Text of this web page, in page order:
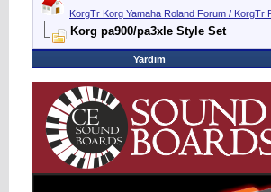
KorgTr Korg Yamaha Roland Forum / KorgTr
Korg pa900/pa3xle Style Set
Yardım